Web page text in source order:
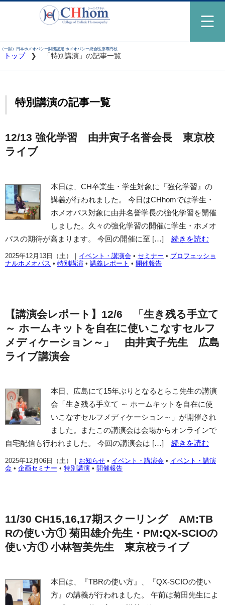
（一財）日本ホメオパシー財団認定 ホメオパシー統合医療専門校
トップ 「特別講演」の記事一覧
特別講演の記事一覧
12/13 強化学習 由井寅子名誉会長 東京校
ライブ
本日は、CH卒業生・学生対象に『強化学習』の
講義が行われました。 今日はCHhomでは学生・
ホメオパス対象に由井名誉学長の強化学習を開催
しました。久々の強化学習の開催に学生・ホメオ
パスの期待が高まります。 今回の開催に至 […]
続きを読む
2025年12月13日（土） ｜ イベント・講演会 • セミナー • プロフェッショ
ナルホメオパス • 特別講演 • 講義レポート • 開催報告
【講演会レポート】12/6 「生き残る手立て
～ ホームキットを自在に使いこなすセルフ
メディケーション～」 由井寅子先生 広島
ライブ講演会
本日、広島にて15年ぶりとなるとらこ先生の講演
会「生き残る手立て ～ ホームキットを自在に使
いこなすセルフメディケーション～」が開催され
ました。またこの講演会は会場からオンラインで
自宅配信も行われました。 今回の講演会は […]
続きを読む
2025年12月06日（土） ｜ お知らせ • イベント・講演会 • イベント・講演
会 • 企画セミナー • 特別講演 • 開催報告
11/30 CH15,16,17期スクーリング AM:TB
Rの使い方① 菊田雄介先生・PM:QX-SCIOの
使い方① 小林智美先生 東京校ライブ
本日は、『TBRの使い方』、『QX-SCIOの使い
方』の講義が行われました。 午前は菊田先生によ